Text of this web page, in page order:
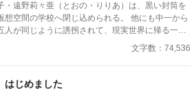
・遠野莉々亜（とおの・りりあ）は、黒い封筒を
想空間の学校へ閉じ込められる。 他にも中一から
人が同じように誘拐されて、現実世界に帰る一人
わなければならない。 登録させられた「あなたの
」を、互いにバトルで当てあって相手の票を集め
の男子・加川準（かがわ・じゅん）は敵か味方
四日間の戦いの物語。 （第二回きずな児童書大賞
文字数：74,536
はじめました